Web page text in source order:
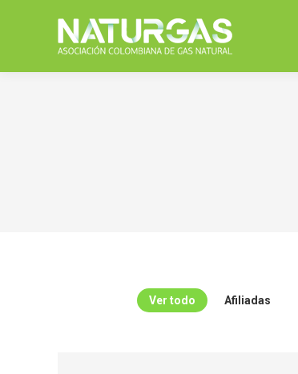
Ver todo Afiliadas